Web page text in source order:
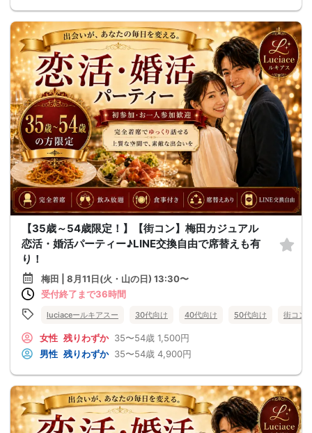
【35歳～54歳限定！】【街コン】梅田カジュアル
恋活・婚活パーティー♪LINE交換自由で席替えも有
り！
梅田 | 8月11日(火・山の日) 13:30〜
受付終了まで36時間
luciaceールキアスー 30代向け 40代向け 50代向け 街コン
女性 残りわずか 35〜54歳 1,500円
男性 残りわずか 35〜54歳 4,900円